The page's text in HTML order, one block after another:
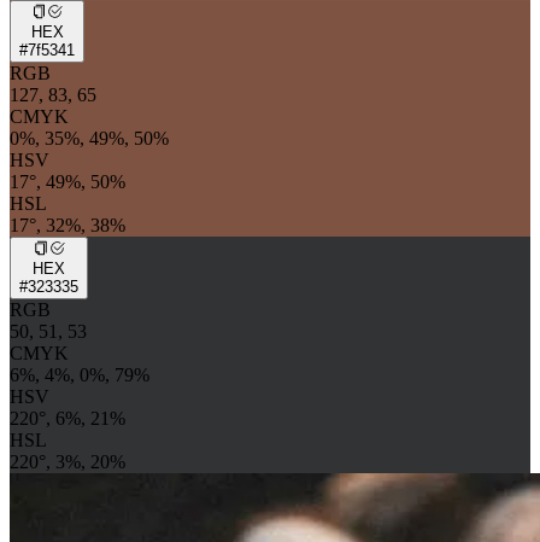
HEX
#7f5341
RGB
127, 83, 65
CMYK
0%, 35%, 49%, 50%
HSV
17°, 49%, 50%
HSL
17°, 32%, 38%
HEX
#323335
RGB
50, 51, 53
CMYK
6%, 4%, 0%, 79%
HSV
220°, 6%, 21%
HSL
220°, 3%, 20%